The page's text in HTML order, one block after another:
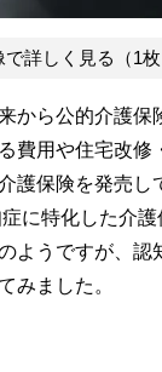
で詳しく見る（1枚
から公的介護保
費用や住宅改修
護保険を発売し
に特化した介護
ようですが、認
みました。